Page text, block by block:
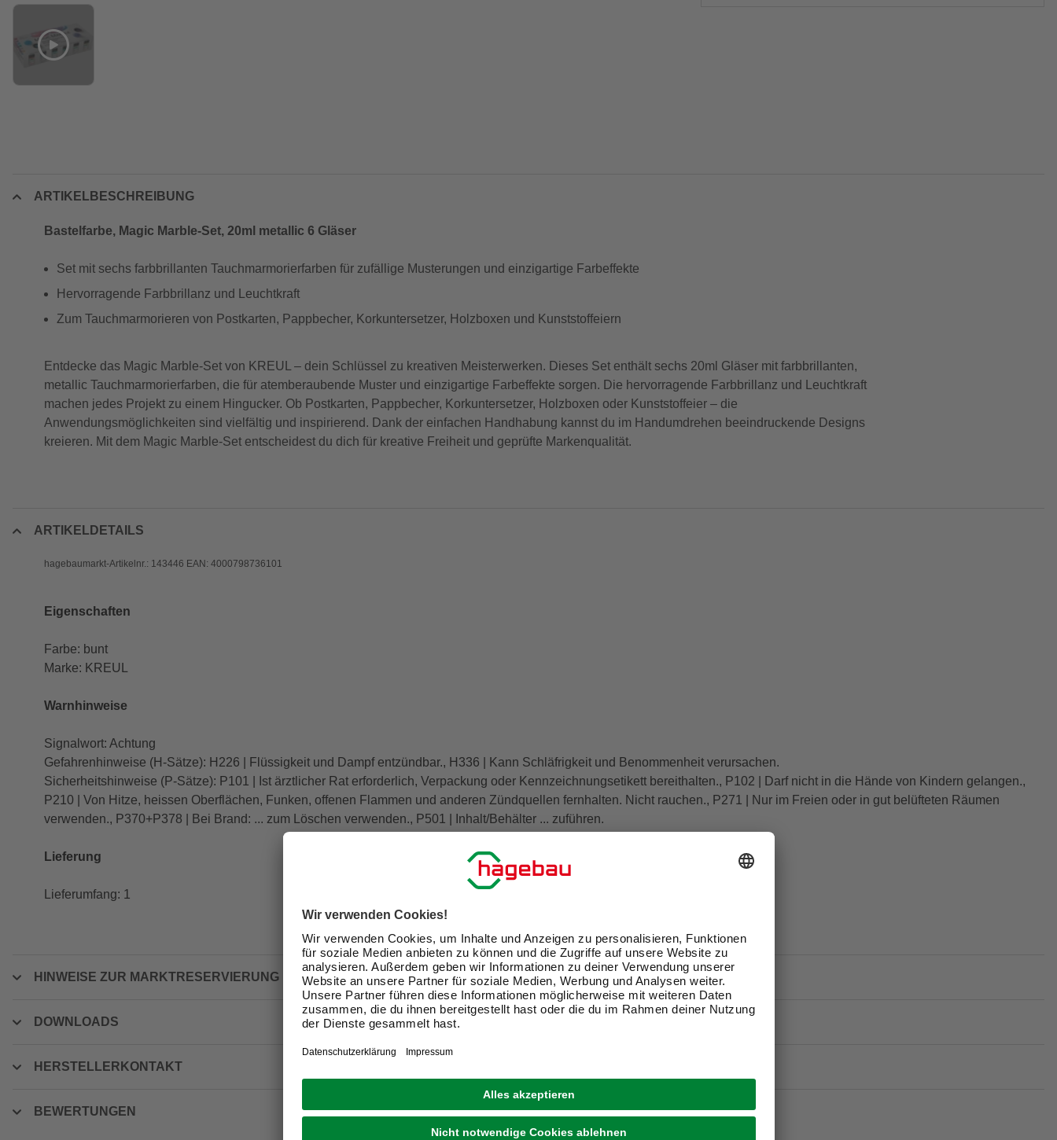
ARTIKELBESCHREIBUNG
Bastelfarbe, Magic Marble-Set, 20ml metallic 6 Gläser
Set mit sechs farbbrillanten Tauchmarmorierfarben für zufällige Musterungen und einzigartige Farbeffekte
Hervorragende Farbbrillanz und Leuchtkraft
Zum Tauchmarmorieren von Postkarten, Pappbecher, Korkuntersetzer, Holzboxen und Kunststoffeiern
Entdecke das Magic Marble-Set von KREUL – dein Schlüssel zu kreativen Meisterwerken. Dieses Set enthält sechs 20ml Gläser mit farbbrillanten,
metallic Tauchmarmorierfarben, die für atemberaubende Muster und einzigartige Farbeffekte sorgen. Die hervorragende Farbbrillanz und Leuchtkraft
machen jedes Projekt zu einem Hingucker. Ob Postkarten, Pappbecher, Korkuntersetzer, Holzboxen oder Kunststoffeier – die
Anwendungsmöglichkeiten sind vielfältig und inspirierend. Dank der einfachen Handhabung kannst du im Handumdrehen beeindruckende Designs
kreieren. Mit dem Magic Marble-Set entscheidest du dich für kreative Freiheit und geprüfte Markenqualität.
ARTIKELDETAILS
hagebaumarkt-Artikelnr.: 143446 EAN: 4000798736101
Eigenschaften
Farbe: bunt
Marke: KREUL
Warnhinweise
Signalwort: Achtung
Gefahrenhinweise (H-Sätze): H226 | Flüssigkeit und Dampf entzündbar., H336 | Kann Schläfrigkeit und Benommenheit verursachen.
Sicherheitshinweise (P-Sätze): P101 | Ist ärztlicher Rat erforderlich, Verpackung oder Kennzeichnungsetikett bereithalten., P102 | Darf nicht in die Hände von Kindern gelangen.,
P210 | Von Hitze, heissen Oberflächen, Funken, offenen Flammen und anderen Zündquellen fernhalten. Nicht rauchen., P271 | Nur im Freien oder in gut belüfteten Räumen
verwenden., P370+P378 | Bei Brand: ... zum Löschen verwenden., P501 | Inhalt/Behälter ... zuführen.
Lieferung
Lieferumfang: 1
HINWEISE ZUR MARKTRESERVIERUNG
DOWNLOADS
HERSTELLERKONTAKT
BEWERTUNGEN